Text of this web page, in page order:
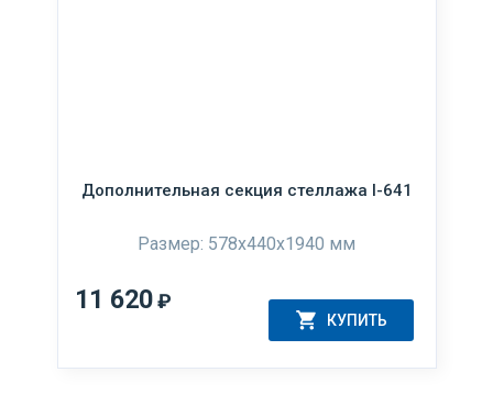
Дополнительная секция стеллажа I-641
Размер: 578x440x1940 мм
11 620₽
КУПИТЬ